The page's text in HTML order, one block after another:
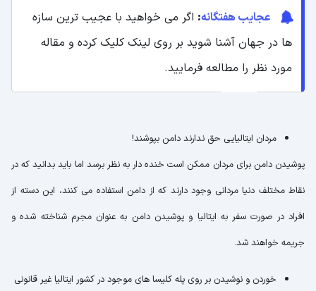
عجایب هفتگانه: اگر می خواهید با عجیب ترین سازه
ها در جهان آشنا شوید بر روی لینک کلیک کرده و مقاله
مورد نظر را مطالعه فرمایید.
مردان ایتالیایی حق ندارند دامن بپوشند!
پوشیدن دامن برای مردان ممکن است خنده دار به نظر برسد اما باید بدانید که در
نقاط مختلف دنیا مردانی وجود دارند که از دامن استفاده می کنند، این دسته از
افراد در صورت سفر به ایتالیا و پوشیدن دامن به عنوان مجرم شناخته شده و
جریمه خواهند شد.
خوردن و نوشیدن بر روی پله کلیسا های موجود در کشور ایتالیا غیر قانونی